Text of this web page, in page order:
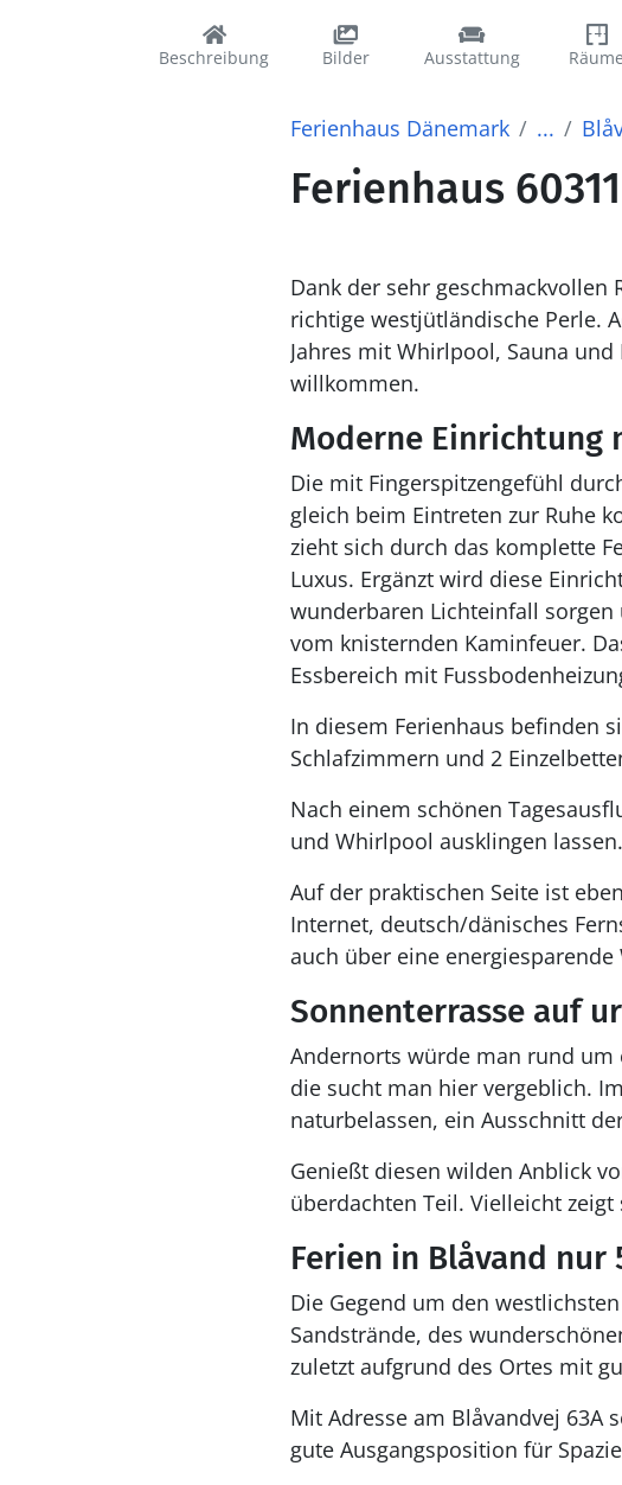
Beschreibung Bilder Ausstattung Räume
Ferienhaus Dänemark ...
Ferienhaus
Dank der sehr geschmackvollen
richtige westjütländische Perle.
Jahres mit Whirlpool, Sauna
willkommen.
Moderne Einrichtung
Die mit Fingerspitzengefühl
gleich beim Eintreten zur Ruhe
zieht sich durch das komplette
Luxus. Ergänzt wird diese
wunderbaren Lichteinfall
vom knisternden Kaminfeuer.
Essbereich mit
In diesem Ferienhaus befinden
Schlafzimmern und 2
Nach einem schönen
und Whirlpool ausklingen lassen.
Auf der praktischen Seite ist
Internet, deutsch/dänisches
auch über eine
Sonnenterrasse auf
Andernorts würde man rund um
die sucht man hier vergeblich.
naturbelassen, ein Ausschnitt
Genießt diesen wilden Anblick
überdachten Teil. Vielleicht
Ferien in Blåvand
Die Gegend um den
Sandstrände, des
zuletzt aufgrund des Ortes mit
Mit Adresse am Blåvandvej
gute Ausgangsposition für